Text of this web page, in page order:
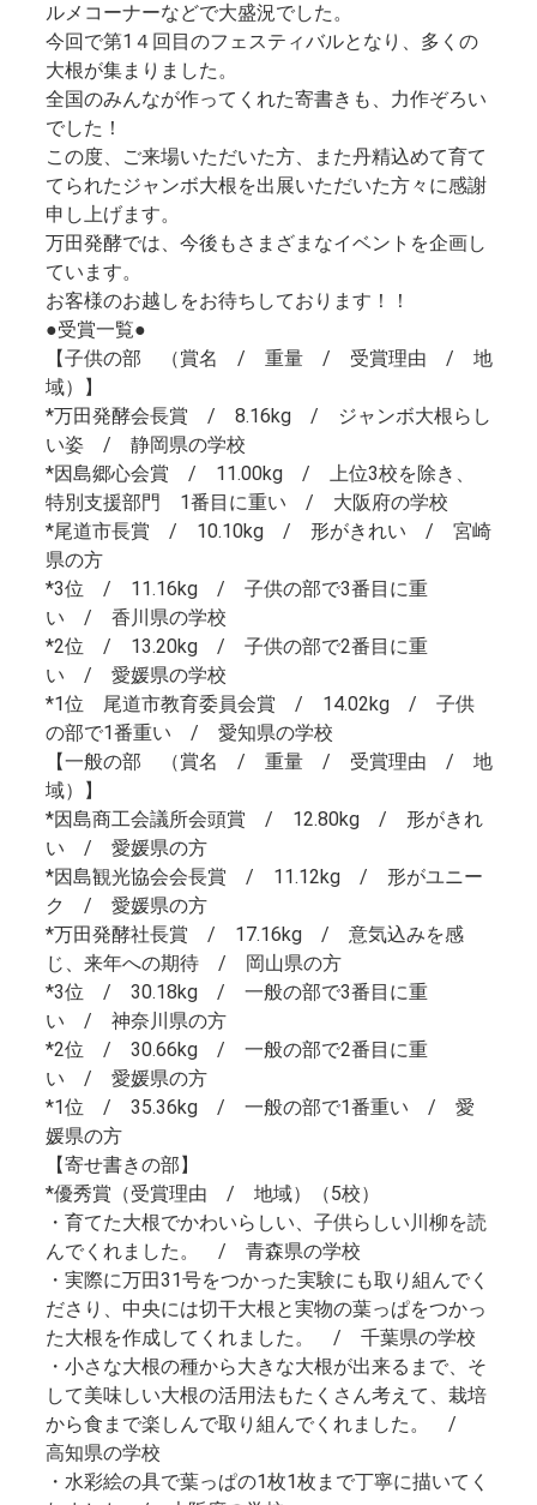
ルメコーナーなどで大盛況でした。
今回で第1４回目のフェスティバルとなり、多くの
大根が集まりました。
全国のみんなが作ってくれた寄書きも、力作ぞろい
でした！
この度、ご来場いただいた方、また丹精込めて育て
てられたジャンボ大根を出展いただいた方々に感謝
申し上げます。
万田発酵では、今後もさまざまなイベントを企画し
ています。
お客様のお越しをお待ちしております！！
●受賞一覧●
【子供の部 （賞名 / 重量 / 受賞理由 / 地
域）】
*万田発酵会長賞 / 8.16kg / ジャンボ大根らし
い姿 / 静岡県の学校
*因島郷心会賞 / 11.00kg / 上位3校を除き、
特別支援部門 1番目に重い / 大阪府の学校
*尾道市長賞 / 10.10kg / 形がきれい / 宮崎
県の方
*3位 / 11.16kg / 子供の部で3番目に重
い / 香川県の学校
*2位 / 13.20kg / 子供の部で2番目に重
い / 愛媛県の学校
*1位 尾道市教育委員会賞 / 14.02kg / 子供
の部で1番重い / 愛知県の学校
【一般の部 （賞名 / 重量 / 受賞理由 / 地
域）】
*因島商工会議所会頭賞 / 12.80kg / 形がきれ
い / 愛媛県の方
*因島観光協会会長賞 / 11.12kg / 形がユニー
ク / 愛媛県の方
*万田発酵社長賞 / 17.16kg / 意気込みを感
じ、来年への期待 / 岡山県の方
*3位 / 30.18kg / 一般の部で3番目に重
い / 神奈川県の方
*2位 / 30.66kg / 一般の部で2番目に重
い / 愛媛県の方
*1位 / 35.36kg / 一般の部で1番重い / 愛
媛県の方
【寄せ書きの部】
*優秀賞（受賞理由 / 地域）（5校）
・育てた大根でかわいらしい、子供らしい川柳を読
んでくれました。 / 青森県の学校
・実際に万田31号をつかった実験にも取り組んでく
ださり、中央には切干大根と実物の葉っぱをつかっ
た大根を作成してくれました。 / 千葉県の学校
・小さな大根の種から大きな大根が出来るまで、そ
して美味しい大根の活用法もたくさん考えて、栽培
から食まで楽しんで取り組んでくれました。 /
高知県の学校
・水彩絵の具で葉っぱの1枚1枚まで丁寧に描いてく